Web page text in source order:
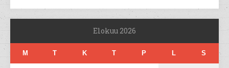
Elokuu 2026
M T K T P L S